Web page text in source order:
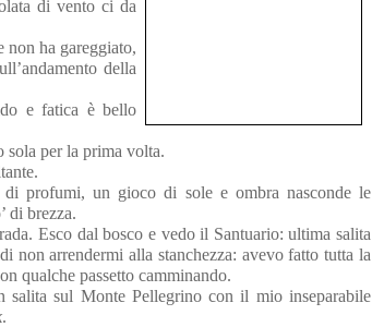
di vento ci da
non ha gareggiato,
della
e fatica è bello
sola per la prima volta.
profumi, un gioco di sole e ombra nasconde le
di brezza.
Esco dal bosco e vedo il Santuario: ultima salita
non arrendermi alla stanchezza: avevo fatto tutta la
qualche passetto camminando.
sul Monte Pellegrino con il mio inseparabile
.